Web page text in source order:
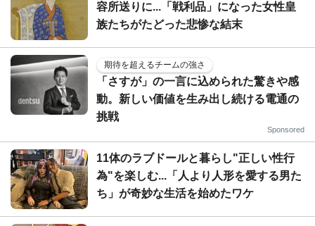
容所送りに...「戦利品」になった女性皇
族たちがたどった悲惨な結末
期待を超えるチームの強さ
「さすが」の一言に込められた驚きや感
動。新しい価値を生み出し続ける電通の
挑戦
Sponsored
11体のラブドールと暮らし"正しい性行
為"を楽しむ...「人より人形を愛する男た
ち」が奇妙な生活を始めたワケ